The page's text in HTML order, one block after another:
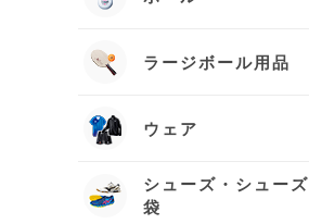
ラージボール用品
ウェア
シューズ・シューズ
袋